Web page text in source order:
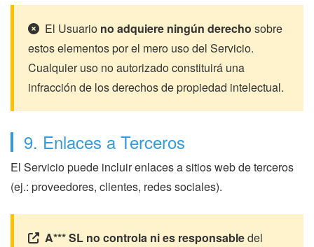
El Usuario no adquiere ningún derecho sobre
estos elementos por el mero uso del Servicio.
Cualquier uso no autorizado constituirá una
infracción de los derechos de propiedad intelectual.
9. Enlaces a Terceros
El Servicio puede incluir enlaces a sitios web de terceros
(ej.: proveedores, clientes, redes sociales).
A*** SL no controla ni es responsabledel